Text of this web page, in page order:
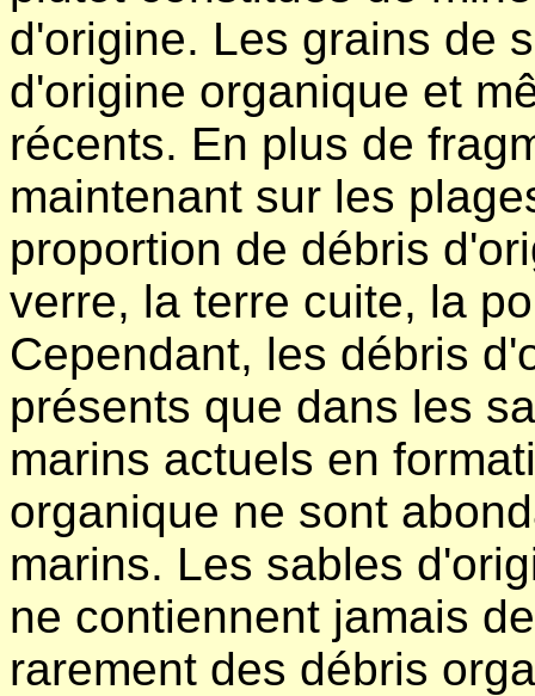
d'origine. Les grains de
d'origine organique et
récents. En plus de
maintenant sur les
proportion de débris
verre, la terre cuite, la
Cependant, les débris
présents que dans les
marins actuels en
organique ne sont
marins. Les sables
ne contiennent jamais
rarement des débris